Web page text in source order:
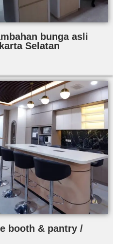
bunga asli
Selatan
booth & pantry /